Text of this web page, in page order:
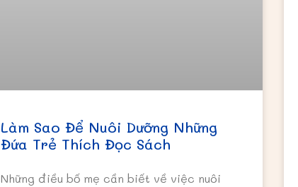
Làm Sao Để Nuôi Dưỡng Những
Đứa Trẻ Thích Đọc Sách
Những điều bố mẹ cần biết về việc nuôi